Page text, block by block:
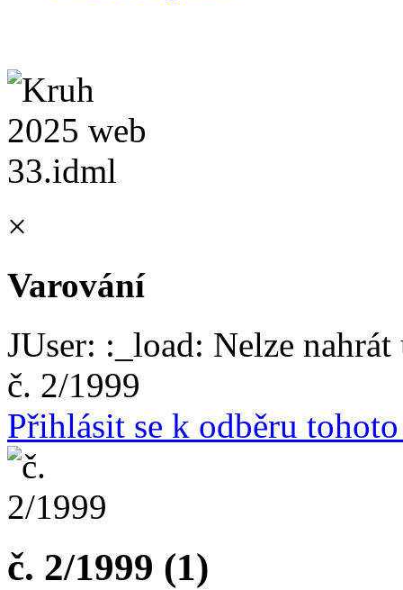
×
Varování
JUser: :_load: Nelze
č. 2/1999
Přihlásit se k odběru
č. 2/1999 (1)